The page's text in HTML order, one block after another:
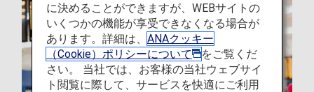
に決めることができますが、WEBサイトの
いくつかの機能が享受できなくなる場合が
あります。詳細は、 ANAクッキー
（Cookie）ポリシーについて
をご覧くだ
さい。 当社では、お客様の当社ウェブサイ
ト閲覧に際して、サービスを快適にご利用